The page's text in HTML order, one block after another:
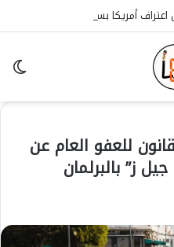
للعفو العام عن
ز” بالبرلمان